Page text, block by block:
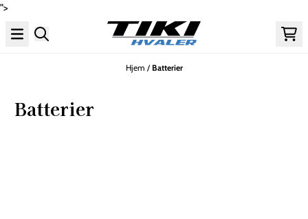
">
Hopp til innhold
Hjem / Batterier
Batterier